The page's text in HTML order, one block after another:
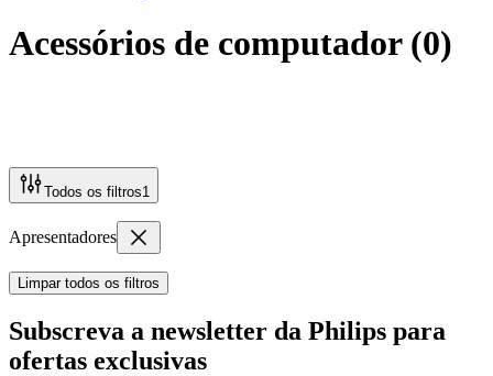
Acessórios de computador(0)
Todos os filtros1
Apresentadores
Limpar todos os filtros
Subscreva a newsletter da Philips para
ofertas exclusivas